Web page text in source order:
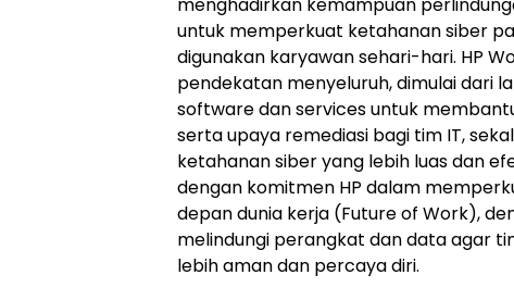
menghadirkan kemampuan
untuk memperkuat ketahanan siber
digunakan karyawan sehari-hari. HP
pendekatan menyeluruh, dimulai dari
software dan services untuk
serta upaya remediasi bagi tim IT,
ketahanan siber yang lebih luas dan
dengan komitmen HP dalam
depan dunia kerja (Future of Work),
melindungi perangkat dan data agar
lebih aman dan percaya diri.